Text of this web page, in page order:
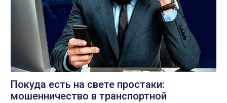
Покуда есть на свете простаки:
мошенничество в транспортной